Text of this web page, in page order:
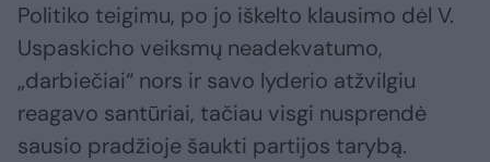
Politiko teigimu, po jo iškelto klausimo dėl V.
Uspaskicho veiksmų neadekvatumo,
„darbiečiai“ nors ir savo lyderio atžvilgiu
reagavo santūriai, tačiau visgi nusprendė
sausio pradžioje šaukti partijos tarybą.